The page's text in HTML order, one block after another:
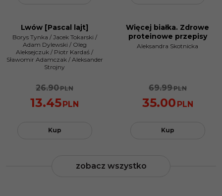
Lwów [Pascal lajt]
Borys Tynka /Jacek Tokarski /
Adam Dylewski /Oleg
Aleksejczuk / Piotr Kardaś /
Sławomir Adamczak /Aleksander
Strojny
26.90PLN
13.45PLN
Kup
NOWOŚĆ
PROMOCJA
Więcej białka. Zdrowe
proteinowe przepisy
Aleksandra Skotnicka
69.99PLN
35.00 PLN
Kup
zobacz wszystko